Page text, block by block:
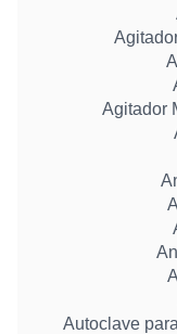
Agitador
Autoclave